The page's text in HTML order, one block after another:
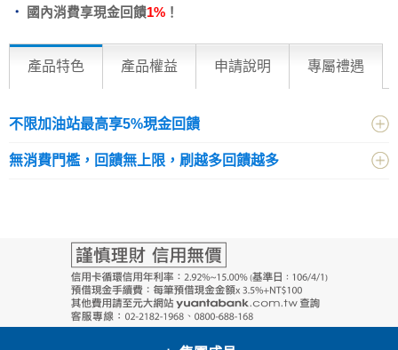
國內消費享現金回饋1% ！
產品特色 產品權益 申請說明 專屬禮遇
不限加油站最高享5%現金回饋
無消費門檻，回饋無上限，刷越多回饋越多